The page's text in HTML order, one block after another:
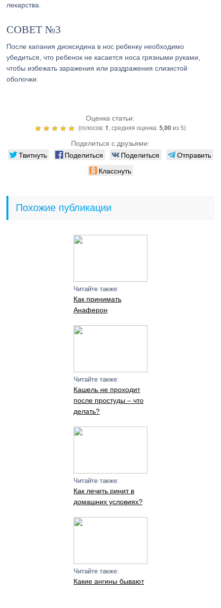
лекарства.
СОВЕТ №3
После капания диоксидина в нос ребенку необходимо
убедиться, что ребенок не касается носа грязными руками,
чтобы избежать заражения или раздражения слизистой
оболочки.
Оценка статьи:
(голосов: 1 , средняя оценка: 5,00из 5)
Поделиться с друзьями:
Твитнуть Поделиться Поделиться
Отправить
Класснуть
Похожие публикации
Читайте также:
Как принимать
Анаферон
Читайте также:
Кашель не проходит
после простуды – что
делать?
Читайте также:
Как лечить ринит в
домашних условиях?
Читайте также:
Какие ангины бывают